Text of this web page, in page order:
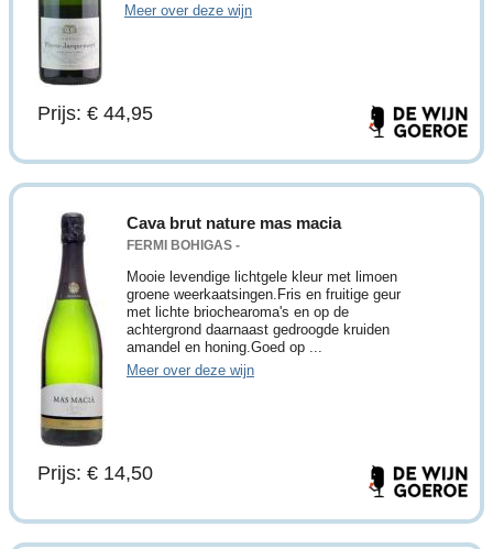
Meer over deze wijn
Prijs: € 44,95
Cava brut nature mas macia
FERMI BOHIGAS -
Mooie levendige lichtgele kleur met limoen
groene weerkaatsingen.Fris en fruitige geur
met lichte briochearoma's en op de
achtergrond daarnaast gedroogde kruiden
amandel en honing.Goed op ...
Meer over deze wijn
Prijs: € 14,50